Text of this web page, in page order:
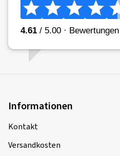
Informationen
Kontakt
Versandkosten